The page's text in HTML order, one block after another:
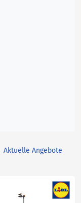
Aktuelle Angebote